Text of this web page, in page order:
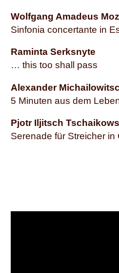
Wolfgang Amadeus
Sinfonia concertante in
Raminta Serksnyte
… this too shall pass
Alexander
5 Minuten aus dem
Pjotr Iljitsch
Serenade für Streicher in